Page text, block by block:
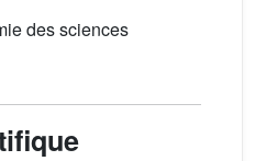
des sciences